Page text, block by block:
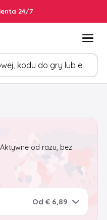
24/7
od razu, bez
Od € 6,89